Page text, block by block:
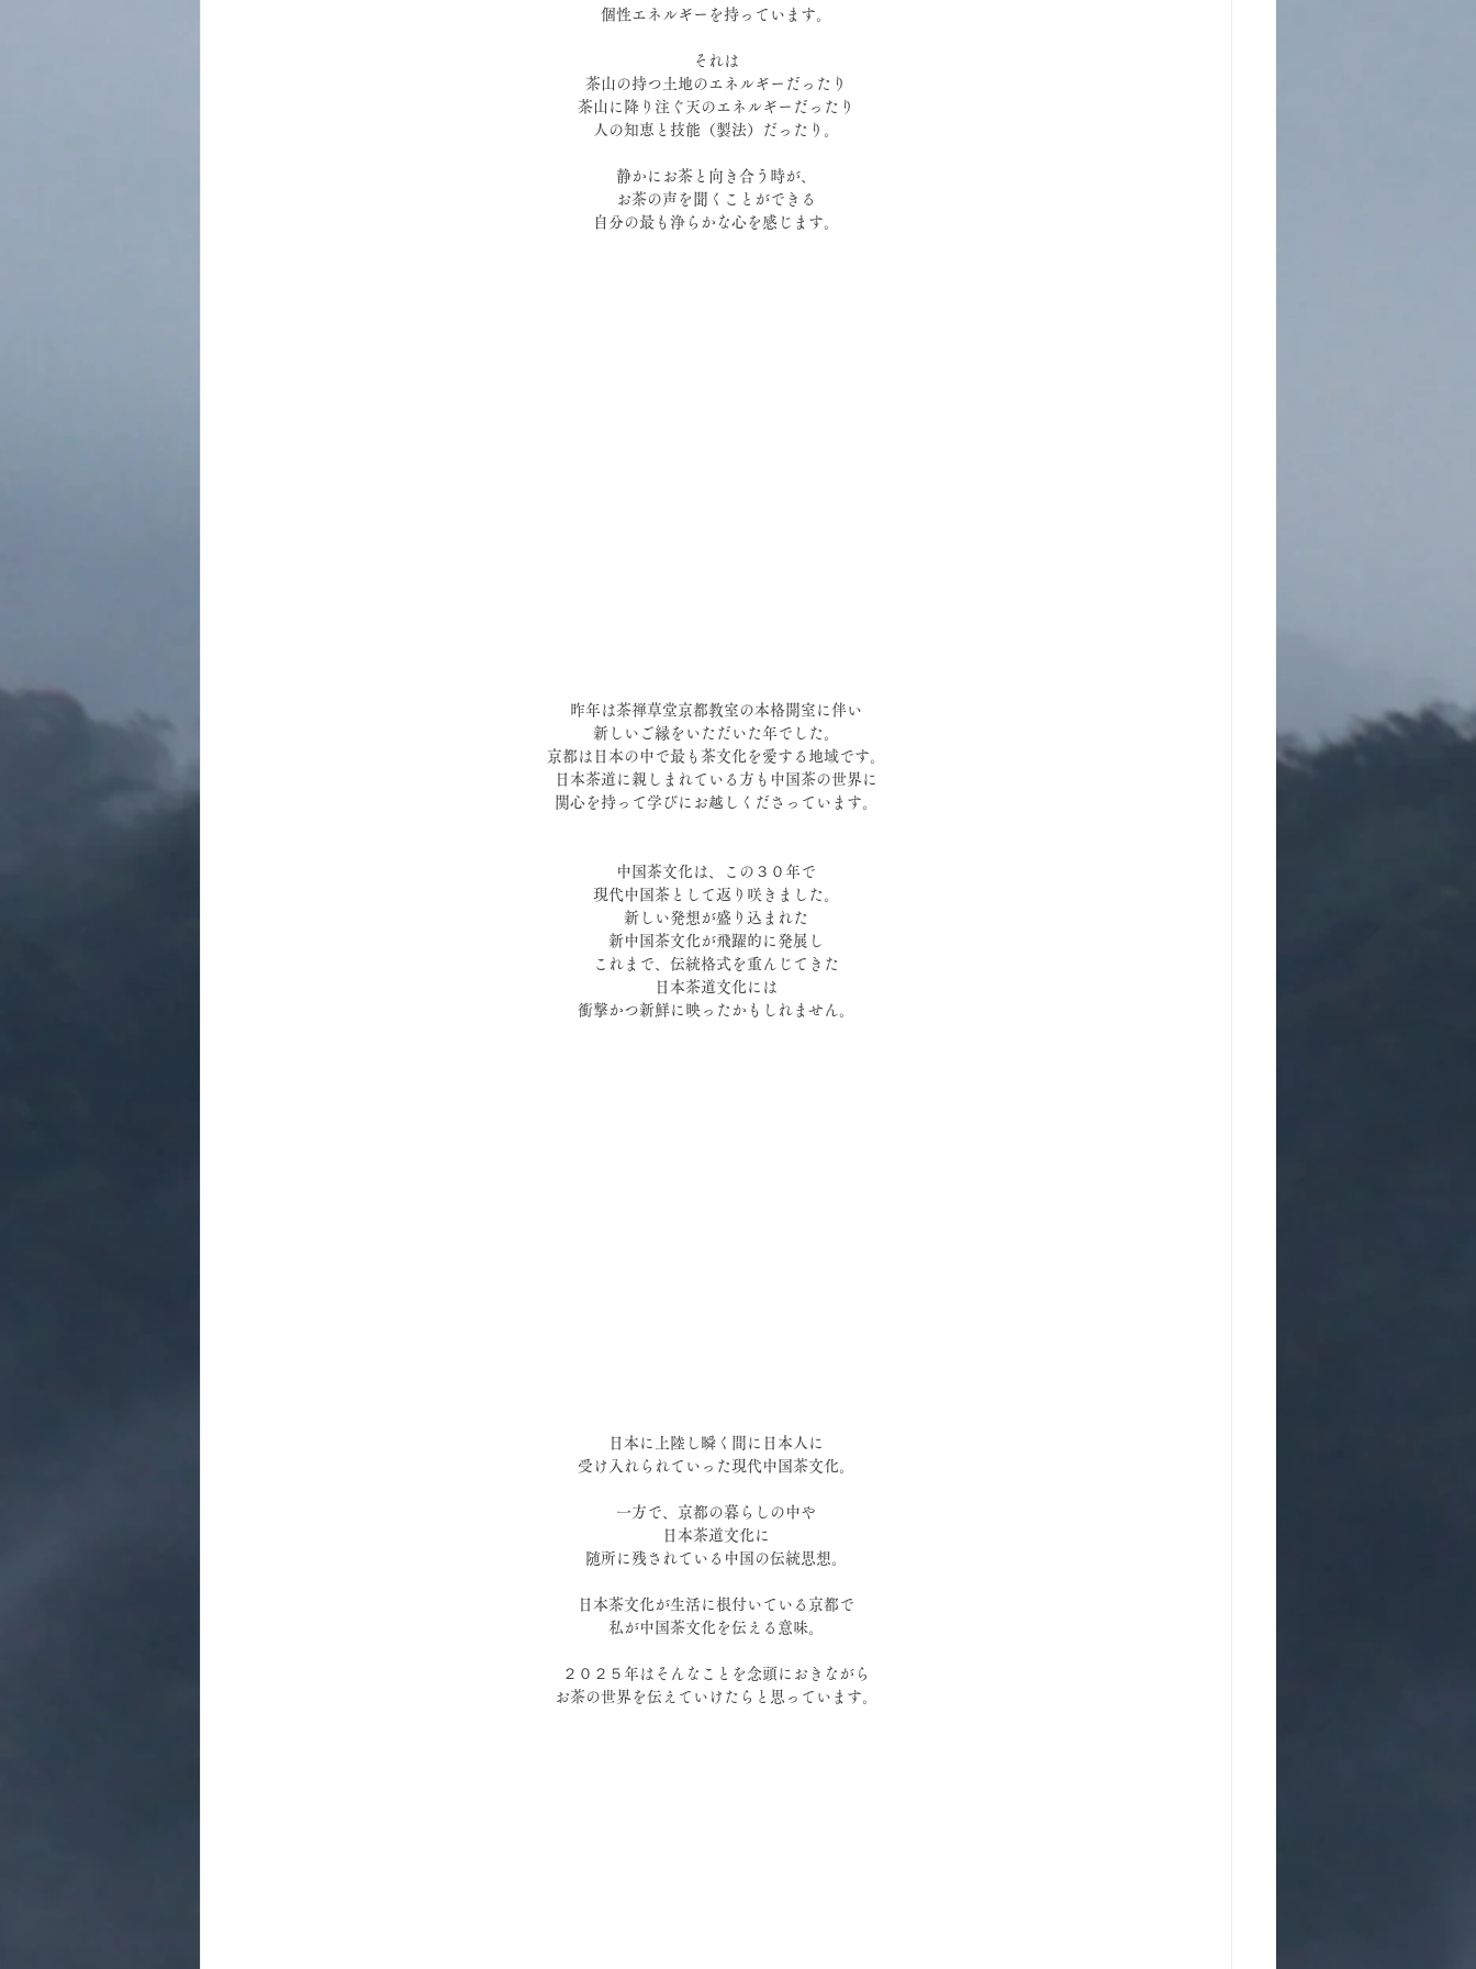
個性エネルギーを持っています。
それは
茶山の持つ土地のエネルギーだったり
茶山に降り注ぐ天のエネルギーだったり
人の知恵と技能（製法）だったり。
静かにお茶と向き合う時が、
お茶の声を聞くことができる
自分の最も浄らかな心を感じます。
昨年は茶禅草堂京都教室の本格開室に伴い
新しいご縁をいただいた年でした。
京都は日本の中で最も茶文化を愛する地域です。
日本茶道に親しまれている方も中国茶の世界に
関心を持って学びにお越しくださっています。
中国茶文化は、この３０年で
現代中国茶として返り咲きました。
新しい発想が盛り込まれた
新中国茶文化が飛躍的に発展し
これまで、伝統格式を重んじてきた
日本茶道文化には
衝撃かつ新鮮に映ったかもしれません。
日本に上陸し瞬く間に日本人に
受け入れられていった現代中国茶文化。
一方で、京都の暮らしの中や
日本茶道文化に
随所に残されている中国の伝統思想。
日本茶文化が生活に根付いている京都で
私が中国茶文化を伝える意味。
２０２５年はそんなことを念頭におきながら
お茶の世界を伝えていけたらと思っています。